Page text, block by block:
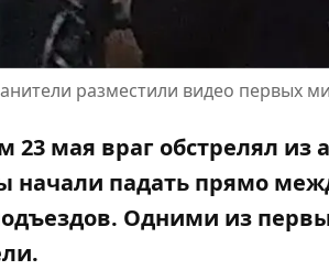
разместили видео первых
23 мая враг обстрелял
начали падать прямо
Одними из